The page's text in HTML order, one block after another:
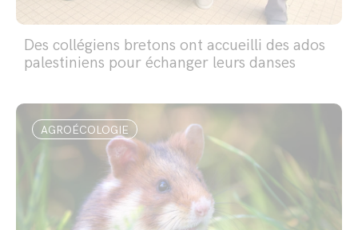
Des collégiens bretons ont accueilli des ados
palestiniens pour échanger leurs danses
AGROÉCOLOGIE